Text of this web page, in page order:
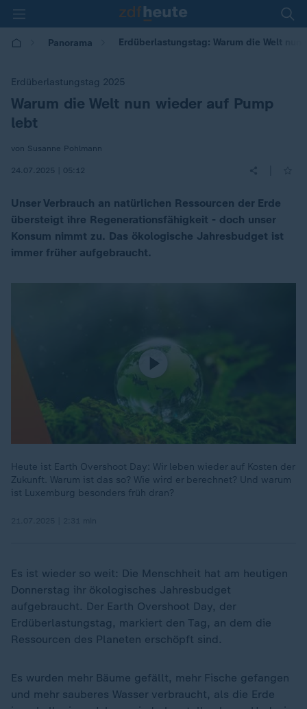
Panorama Erdüberlastungstag: Warum die Welt
Erdüberlastungstag 2025
:
Warum die Welt nun wieder auf Pump
lebt
von Susanne Pohlmann
24.07.2025 | 05:12
Unser Verbrauch an natürlichen Ressourcen der Erde
übersteigt ihre Regenerationsfähigkeit - doch unser
Konsum nimmt zu. Das ökologische Jahresbudget ist
immer früher aufgebraucht.
Heute ist Earth Overshoot Day: Wir leben wieder auf Kosten der
Zukunft. Warum ist das so? Wie wird er berechnet? Und warum
ist Luxemburg besonders früh dran?
Es ist wieder so weit: Die Menschheit hat am heutigen
Donnerstag ihr ökologisches Jahresbudget
aufgebraucht. Der Earth Overshoot Day, der
Erdüberlastungstag, markiert den Tag, an dem die
Ressourcen des Planeten erschöpft sind.
Es wurden mehr Bäume gefällt, mehr Fische gefangen
und mehr sauberes Wasser verbraucht, als die Erde